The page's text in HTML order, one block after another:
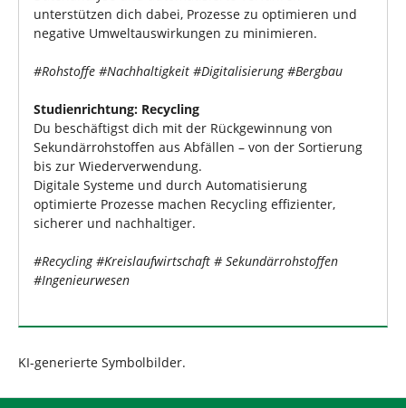
unterstützen dich dabei, Prozesse zu optimieren und
negative Umweltauswirkungen zu minimieren.
#Rohstoffe #Nachhaltigkeit #Digitalisierung #Bergbau
Studienrichtung: Recycling
Du beschäftigst dich mit der Rückgewinnung von
Sekundärrohstoffen aus Abfällen – von der Sortierung
bis zur Wiederverwendung.
Digitale Systeme und durch Automatisierung
optimierte Prozesse machen Recycling effizienter,
sicherer und nachhaltiger.
#Recycling #Kreislaufwirtschaft # Sekundärrohstoffen
#Ingenieurwesen
KI-generierte Symbolbilder.